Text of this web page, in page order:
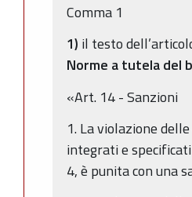
Comma 1
1) il testo
Norme a tutela del
«Art. 14 - Sanzioni
1. La violazione
integrati e
4, è punita con una